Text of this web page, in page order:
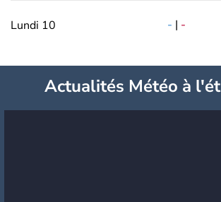
Lundi 10 - | -
Actualités Météo à